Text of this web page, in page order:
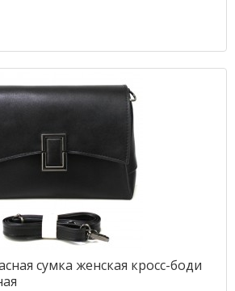
сумка женская кросс-боди